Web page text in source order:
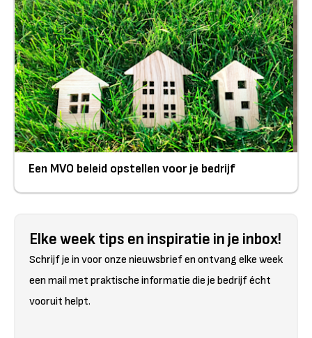
Een MVO beleid opstellen voor je bedrijf
Elke week tips en inspiratie in je inbox!
Schrijf je in voor onze nieuwsbrief en ontvang elke week
een mail met praktische informatie die je bedrijf écht
vooruit helpt.